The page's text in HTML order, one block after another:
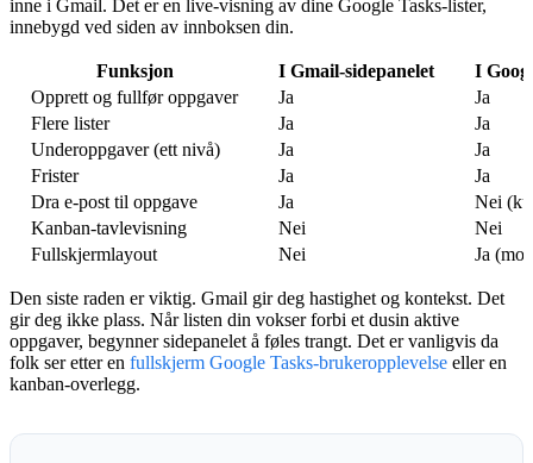
inne i Gmail. Det er en live-visning av dine Google Tasks-lister,
innebygd ved siden av innboksen din.
Funksjon I Gmail-sidepanelet
I
Opprett og fullfør oppgaver
Ja
Ja
Flere lister
Ja
Ja
Underoppgaver (ett nivå)
Ja
Ja
Frister
Ja
Ja
Dra e-post til oppgave
Ja
Nei
Kanban-tavlevisning
Nei
Nei
Fullskjermlayout
Nei Ja
Den siste raden er viktig. Gmail gir deg hastighet og kontekst. Det
gir deg ikke plass. Når listen din vokser forbi et dusin aktive
oppgaver, begynner sidepanelet å føles trangt. Det er vanligvis da
folk ser etter en fullskjerm Google Tasks-brukeropplevelse eller en
kanban-overlegg.